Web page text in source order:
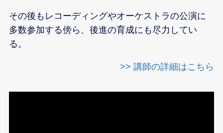
その後もレコーディングやオーケストラの公演に
多数参加する傍ら、後進の育成にも尽力してい
る。
>> 講師の詳細はこちら